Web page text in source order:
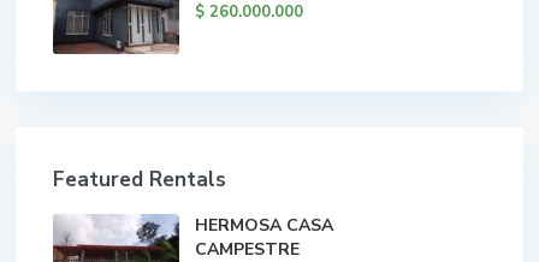
$ 260.000.000
Featured Rentals
HERMOSA CASA
CAMPESTRE